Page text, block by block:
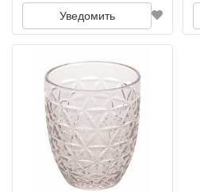
Уведомить